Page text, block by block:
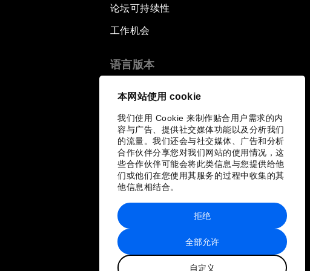
本网站使用 cookie
我们使用 Cookie 来制作贴合用户需求的内
容与广告、提供社交媒体功能以及分析我们
的流量。我们还会与社交媒体、广告和分析
合作伙伴分享您对我们网站的使用情况，这
些合作伙伴可能会将此类信息与您提供给他
们或他们在您使用其服务的过程中收集的其
他信息相结合。
全部允许
自定义
拒绝
论坛可持续性
工作机会
语言版本